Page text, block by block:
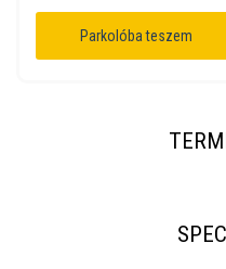
Parkolóba teszem